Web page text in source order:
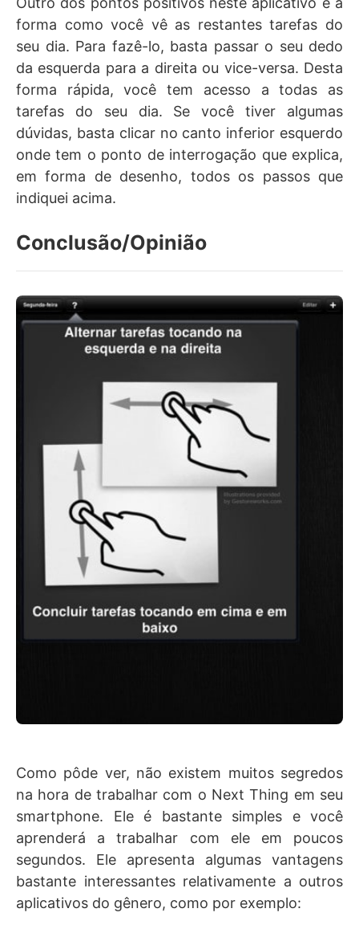
forma como você vê as restantes tarefas do
seu dia. Para fazê-lo, basta passar o seu dedo
da esquerda para a direita ou vice-versa. Desta
forma rápida, você tem acesso a todas as
tarefas do seu dia. Se você tiver algumas
dúvidas, basta clicar no canto inferior esquerdo
onde tem o ponto de interrogação que explica,
em forma de desenho, todos os passos que
indiquei acima.
Conclusão/Opinião
Como pôde ver, não existem muitos segredos
na hora de trabalhar com o Next Thing em seu
smartphone. Ele é bastante simples e você
aprenderá a trabalhar com ele em poucos
segundos. Ele apresenta algumas vantagens
bastante interessantes relativamente a outros
aplicativos do gênero, como por exemplo: